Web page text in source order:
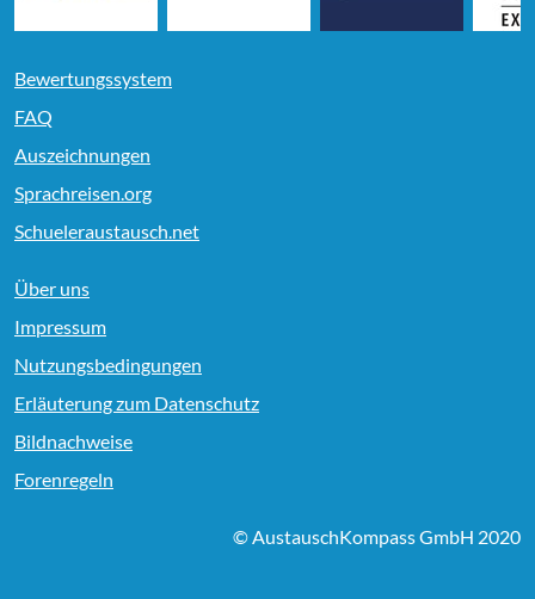
Bewertungssystem
FAQ
Auszeichnungen
Sprachreisen.org
Schueleraustausch.net
Über uns
Impressum
Nutzungsbedingungen
Erläuterung zum Datenschutz
Bildnachweise
Forenregeln
© AustauschKompass GmbH 2020